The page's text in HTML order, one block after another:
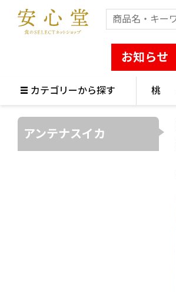
お知らせ
カテゴリーから探す 桃
アンテナスイカ